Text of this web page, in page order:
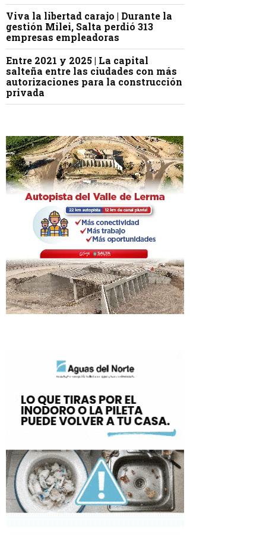
Viva la libertad carajo | Durante la
gestión Milei, Salta perdió 313
empresas empleadoras
Entre 2021 y 2025 | La capital
salteña entre las ciudades con más
autorizaciones para la construcción
privada